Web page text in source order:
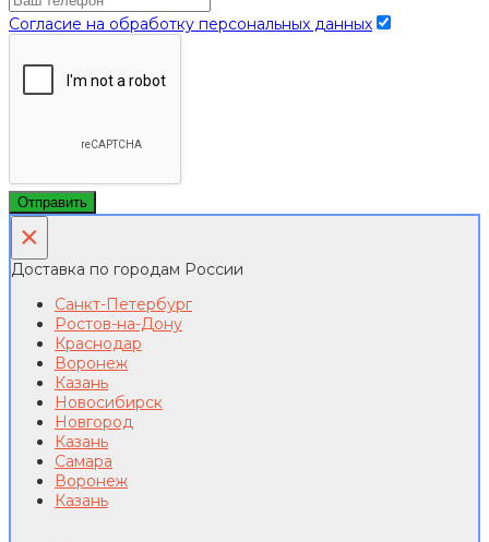
Согласие на обработку персональных данных
Отправить
×
Доставка по городам России
Санкт-Петербург
Ростов-на-Дону
Краснодар
Воронеж
Казань
Новосибирск
Новгород
Казань
Самара
Воронеж
Казань